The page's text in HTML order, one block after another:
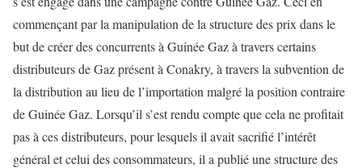
commençantpar la manipulation de la structure des prix dans le
but de créer des concurrents à Guinée Gazà travers certains
distributeurs de Gaz présent à Conakry, à travers la subvention de
la distribution au lieu de l’importation malgré la position contraire
deGuinée Gaz. Lorsqu’il s’est rendu compte que cela ne profitait
pas à ces distributeurs, pour lesquels il avait sacrifié l’intérêt
général et celui des consommateurs, il a publié une structure des